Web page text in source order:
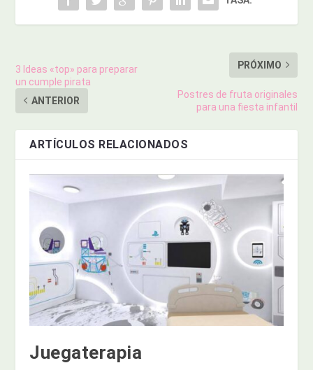
3 Ideas «top» para preparar
un cumple pirata
ANTERIOR
PRÓXIMO
Postres de fruta originales
para una fiesta infantil
ARTÍCULOS RELACIONADOS
Juegaterapia